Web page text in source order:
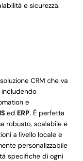
e sicurezza.
CRM che va
e
ed ERP. È perfetta
robusto, scalabile e
a livello locale e
personalizzabile
specifiche di ogni